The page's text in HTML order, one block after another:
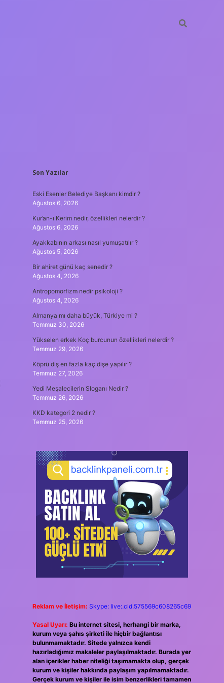
SIDEBAR
Son Yazılar
Eski Esenler Belediye Başkanı kimdir ?
Ağustos 6, 2026
Kur’an-ı Kerim nedir, özellikleri nelerdir ?
Ağustos 6, 2026
Ayakkabının arkası nasıl yumuşatılır ?
Ağustos 5, 2026
Bir ahiret günü kaç senedir ?
Ağustos 4, 2026
Antropomorfizm nedir psikoloji ?
Ağustos 4, 2026
Almanya mı daha büyük, Türkiye mi ?
Temmuz 30, 2026
Yükselen erkek Koç burcunun özellikleri nelerdir ?
Temmuz 29, 2026
Köprü diş en fazla kaç dişe yapılır ?
Temmuz 27, 2026
Yedi Meşalecilerin Sloganı Nedir ?
Temmuz 26, 2026
KKD kategori 2 nedir ?
Temmuz 25, 2026
Reklam ve İletişim: Skype: live:.cid.575569c608265c69
Yasal Uyarı: Bu internet sitesi, herhangi bir marka,
kurum veya şahıs şirketi ile hiçbir bağlantısı
bulunmamaktadır. Sitede yalnızca kendi
hazırladığımız makaleler paylaşılmaktadır. Burada yer
alan içerikler haber niteliği taşımamakta olup, gerçek
kurum ve kişiler hakkında paylaşım yapılmamaktadır.
Gerçek kurum ve kişiler ile isim benzerlikleri tamamen
hiltonbet